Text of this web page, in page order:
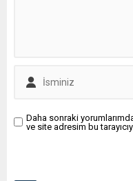
Daha sonraki
ve site adresim bu